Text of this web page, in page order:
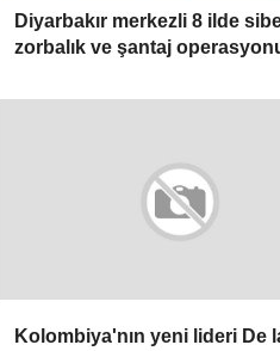
Diyarbakır merkezli 8 ilde
zorbalık ve şantaj
Kolombiya'nın yeni lideri De